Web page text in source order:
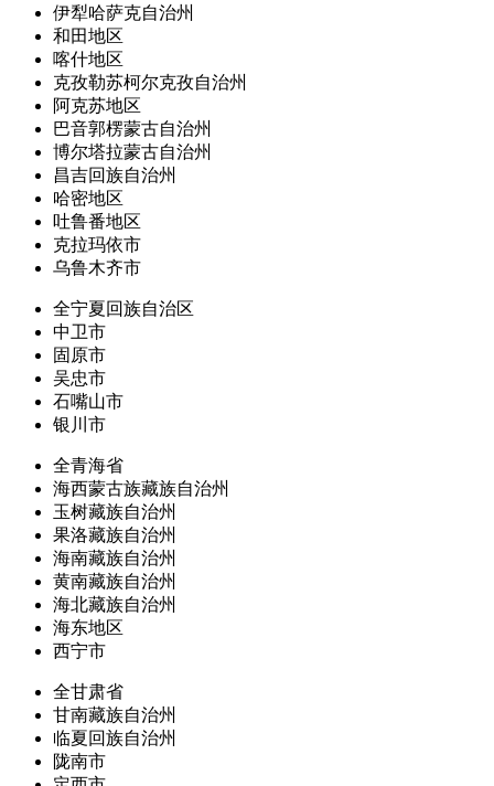
伊犁哈萨克自治州
和田地区
喀什地区
克孜勒苏柯尔克孜自治州
阿克苏地区
巴音郭楞蒙古自治州
博尔塔拉蒙古自治州
昌吉回族自治州
哈密地区
吐鲁番地区
克拉玛依市
乌鲁木齐市
全宁夏回族自治区
中卫市
固原市
吴忠市
石嘴山市
银川市
全青海省
海西蒙古族藏族自治州
玉树藏族自治州
果洛藏族自治州
海南藏族自治州
黄南藏族自治州
海北藏族自治州
海东地区
西宁市
全甘肃省
甘南藏族自治州
临夏回族自治州
陇南市